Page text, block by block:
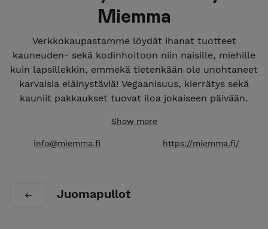
Miemma
Verkkokaupastamme löydät ihanat tuotteet
kauneuden- sekä kodinhoitoon niin naisille, miehille
kuin lapsillekkin, emmekä tietenkään ole unohtaneet
karvaisia eläinystäviä! Vegaanisuus, kierrätys sekä
kauniit pakkaukset tuovat iloa jokaiseen päivään.
Show more
info@miemma.fi https://miemma.fi/
Juomapullot